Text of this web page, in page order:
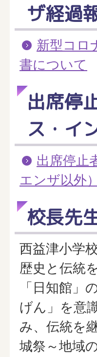
ザ経過
新型コロ
書について
出席停
ス・イ
出席停止
エンザ以外
校長先
西益津小学
歴史と伝統
「日知館」
げん」を意
み、伝統を
城祭～地域